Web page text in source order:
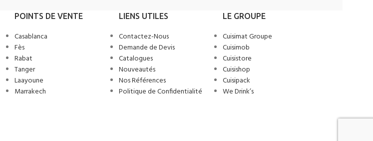
POINTS DE VENTE
Casablanca
Fès
Rabat
Tanger
Laayoune
Marrakech
LIENS UTILES
Contactez-Nous
Demande de Devis
Catalogues
Nouveautés
Nos Références
Politique de Confidentialité
LE GROUPE
Cuisimat Groupe
Cuisimob
Cuisistore
Cuisishop
Cuisipack
We Drink’s